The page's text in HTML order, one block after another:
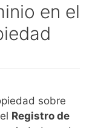
en el
sobre
Registro de